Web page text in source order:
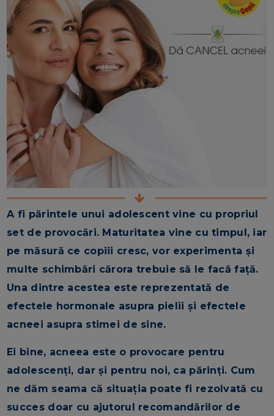
A fi părintele unui adolescent vine cu propriul
set de provocări. Maturitatea vine cu timpul, iar
pe măsură ce copiii cresc, vor experimenta și
multe schimbări cărora trebuie să le facă față.
Una dintre acestea este reprezentată de
efectele hormonale asupra pielii și efectele
acneei asupra stimei de sine.
Ei bine, acneea este o provocare pentru
adolescenți, dar și pentru noi, ca părinți. Cum
ne dăm seama că situația poate fi rezolvată cu
succes doar cu ajutorul recomandărilor de